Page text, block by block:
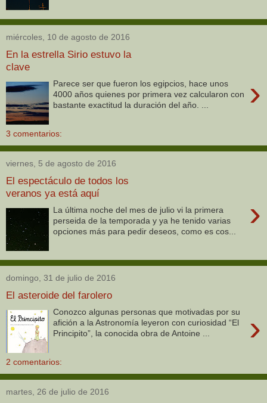
miércoles, 10 de agosto de 2016
En la estrella Sirio estuvo la
clave
›
Parece ser que fueron los egipcios, hace unos
4000 años quienes por primera vez calcularon con
bastante exactitud la duración del año. ...
3 comentarios:
viernes, 5 de agosto de 2016
El espectáculo de todos los
veranos ya está aquí
›
La última noche del mes de julio vi la primera
perseida de la temporada y ya he tenido varias
opciones más para pedir deseos, como es cos...
domingo, 31 de julio de 2016
El asteroide del farolero
›
Conozco algunas personas que motivadas por su
afición a la Astronomía leyeron con curiosidad “El
Principito”, la conocida obra de Antoine ...
2 comentarios:
martes, 26 de julio de 2016